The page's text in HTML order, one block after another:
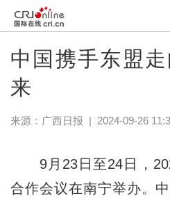
中国携手东盟
来
来源： 广西日报 | 2024-09-26
9月23日至24日，
合作会议在南宁举办。